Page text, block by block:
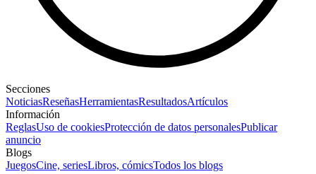
Secciones
NoticiasReseñasHerramientasResultadosArtículos
Información
ReglasUso de cookiesProtección de datos personalesPublicar
anuncio
Blogs
JuegosCine, seriesLibros, cómicsTodos los blogs